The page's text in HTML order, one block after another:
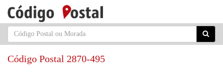
Código Postal 2870-495